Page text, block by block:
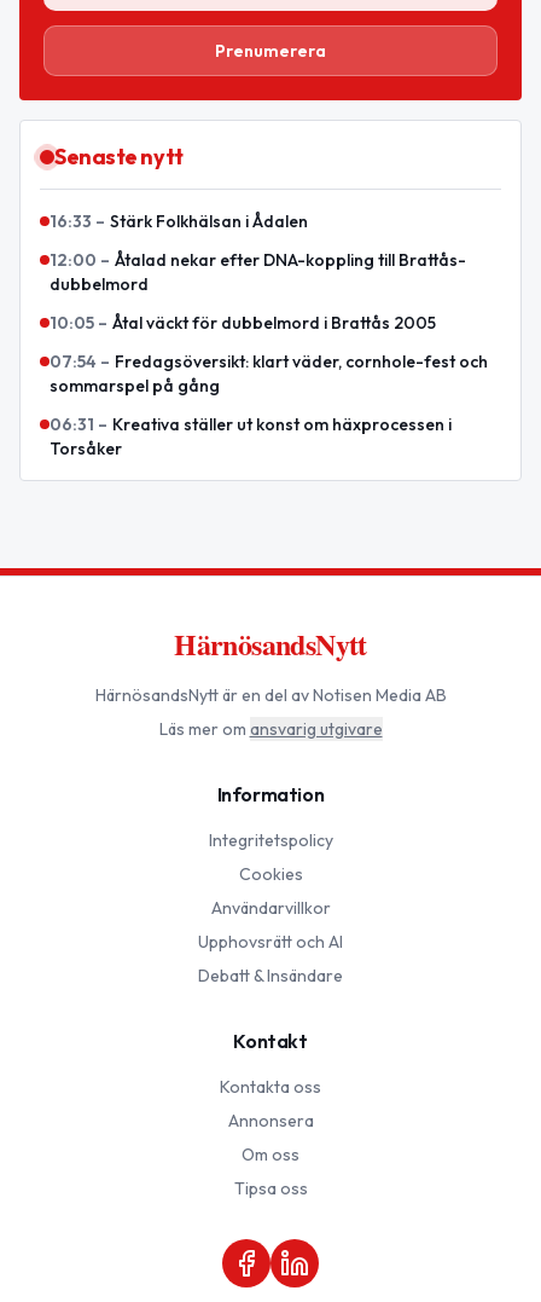
Prenumerera
Senaste nytt
16:33 – Stärk Folkhälsan i Ådalen
12:00 – Åtalad nekar efter DNA-koppling till Brattås-
dubbelmord
10:05 – Åtal väckt för dubbelmord i Brattås 2005
07:54 – Fredagsöversikt: klart väder, cornhole-fest och
sommarspel på gång
06:31 – Kreativa ställer ut konst om häxprocessen i
Torsåker
HärnösandsNytt
HärnösandsNyttär en del av Notisen Media AB
Läs mer om ansvarig utgivare
Information
Integritetspolicy
Cookies
Användarvillkor
Upphovsrätt och AI
Debatt & Insändare
Kontakt
Kontakta oss
Annonsera
Om oss
Tipsa oss